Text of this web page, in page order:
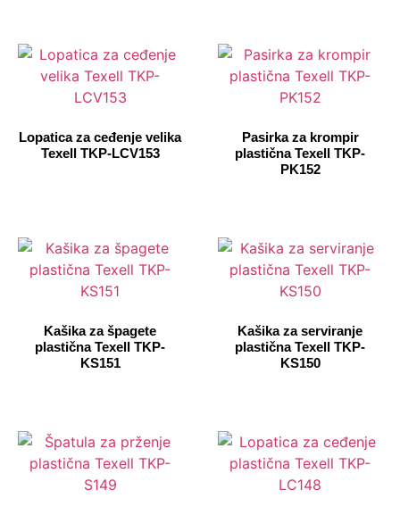
Lopatica za ceđenje velika
Texell TKP-LCV153
Pasirka za krompir
plastična Texell TKP-
PK152
Kašika za špagete
plastična Texell TKP-
KS151
Kašika za serviranje
plastična Texell TKP-
KS150